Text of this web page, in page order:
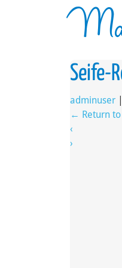
Seife-
adminuser
← Return
‹
›